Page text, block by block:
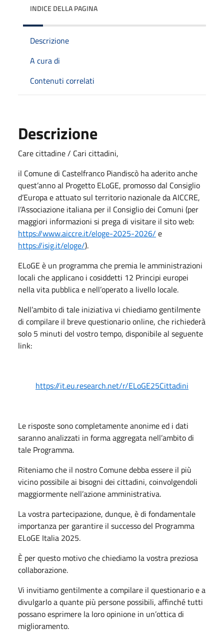
INDICE DELLA PAGINA
Descrizione
A cura di
Contenuti correlati
Descrizione
Care cittadine / Cari cittadini,
il Comune di Castelfranco Piandiscò ha aderito anche
quest’anno al Progetto ELoGE, promosso dal Consiglio
d’Europa e attuato sul territorio nazionale da AICCRE,
l’Associazione italiana per il Consiglio dei Comuni (per
maggiori informazioni si prega di visitare il sito web:
https://www.aiccre.it/eloge-2025-2026/ e
https://isig.it/eloge/).
ELoGE è un programma che premia le amministrazioni
locali che applicano i cosiddetti 12 Principi europei
nella vita pubblica e nell’operato a livello locale.
Nell’ambito di tale iniziativa vi chiediamo gentilmente
di compilare il breve questionario online, che richiederà
solo 5 minuti del vostro tempo, disponibile al seguente
link:
https://it.eu.research.net/r/ELoGE25Cittadini
Le risposte sono completamente anonime ed i dati
saranno analizzati in forma aggregata nell’ambito di
tale Programma.
Riteniamo che il nostro Comune debba essere il più
vicino possibile ai bisogni dei cittadini, coinvolgendoli
maggiormente nell’azione amministrativa.
La vostra partecipazione, dunque, è di fondamentale
importanza per garantire il successo del Programma
ELoGE Italia 2025.
È per questo motivo che chiediamo la vostra preziosa
collaborazione.
Vi invitiamo gentilmente a compilare il questionario e a
divulgarlo a quante più persone possibili, affinché tutti
possano esprimere la loro opinione in un’ottica di
miglioramento.